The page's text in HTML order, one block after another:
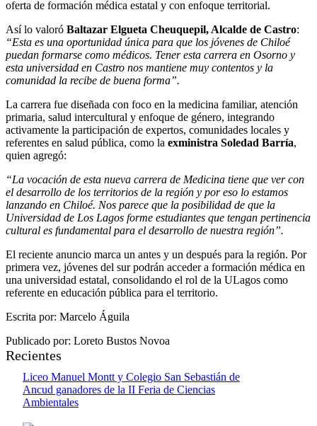
oferta de formación médica estatal y con enfoque territorial.
Así lo valoró Baltazar Elgueta Cheuquepil, Alcalde de Castro:
“Esta es una oportunidad única para que los jóvenes de Chiloé
puedan formarse como médicos. Tener esta carrera en Osorno y
esta universidad en Castro nos mantiene muy contentos y la
comunidad la recibe de buena forma”.
La carrera fue diseñada con foco en la medicina familiar, atención
primaria, salud intercultural y enfoque de género, integrando
activamente la participación de expertos, comunidades locales y
referentes en salud pública, como la exministra Soledad Barría,
quien agregó:
“La vocación de esta nueva carrera de Medicina tiene que ver con
el desarrollo de los territorios de la región y por eso lo estamos
lanzando en Chiloé. Nos parece que la posibilidad de que la
Universidad de Los Lagos forme estudiantes que tengan pertinencia
cultural es fundamental para el desarrollo de nuestra región”.
El reciente anuncio marca un antes y un después para la región. Por
primera vez, jóvenes del sur podrán acceder a formación médica en
una universidad estatal, consolidando el rol de la ULagos como
referente en educación pública para el territorio.
Escrita por: Marcelo Águila
Publicado por: Loreto Bustos Novoa
Recientes
Liceo Manuel Montt y Colegio San Sebastián de
Ancud ganadores de la II Feria de Ciencias
Ambientales